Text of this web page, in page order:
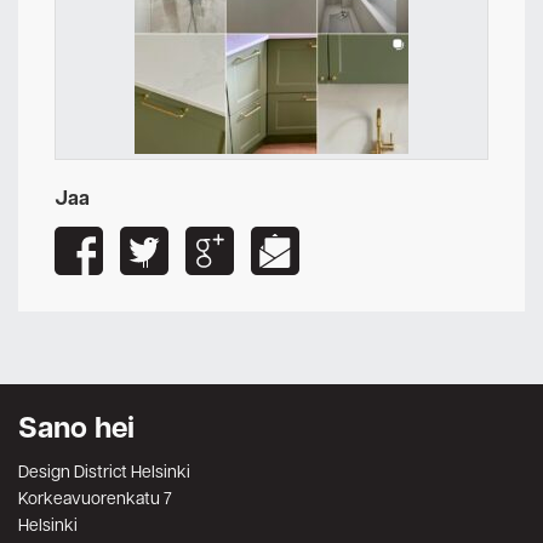
Jaa
Sano hei
Design District Helsinki
Korkeavuorenkatu 7
Helsinki